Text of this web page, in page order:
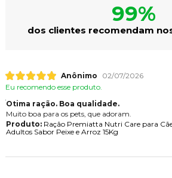
99%
dos clientes recomendam
Anônimo
02/07/2026
Eu recomendo esse produto.
Otima ração. Boa qualidade.
Muito boa para os pets, que adoram.
Produto:Ração Premiatta Nutri Care para
Adultos Sabor Peixe e Arroz 15Kg